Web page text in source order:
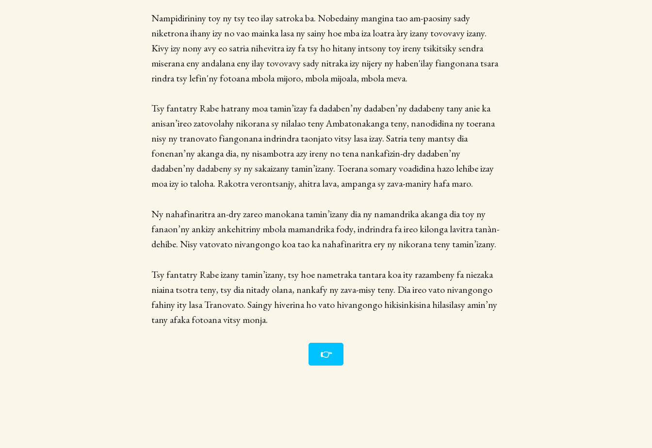
Nampidirininy toy ny tsy teo ilay satroka ba. Nobedainy mangina tao am-paosiny sady
niketrona ihany izy no vao mainka lasa ny sainy hoe mba iza loatra àry izany tovovavy izany.
Kivy izy nony avy eo satria nihevitra izy fa tsy ho hitany intsony toy ireny tsikitsiky sendra
miserana eny andalana eny ilay tovovavy sady nitraka izy nijery ny haben'ilay fiangonana tsara
rindra tsy lefin'ny fotoana mbola mijoro, mbola mijoala, mbola meva.
Tsy fantatry Rabe hatrany moa tamin’izay fa dadaben’ny dadaben’ny dadabeny tany anie ka
anisan’ireo zatovolahy nikorana sy nilalao teny Ambatonakanga teny, nanodidina ny toerana
nisy ny tranovato fiangonana indrindra taonjato vitsy lasa izay. Satria teny mantsy dia
fonenan’ny akanga dia, ny nisambotra azy ireny no tena nankafizin-dry dadaben’ny
dadaben’ny dadabeny sy ny sakaizany tamin’izany. Toerana somary voadidina hazo lehibe izay
moa izy io taloha. Rakotra verontsanjy, ahitra lava, ampanga sy zava-maniry hafa maro.
Ny nahafinaritra an-dry zareo manokana tamin’izany dia ny namandrika akanga dia toy ny
fanaon’ny ankizy ankehitriny mbola mamandrika fody, indrindra fa ireo kilonga lavitra tanàn-
dehibe. Nisy vatovato nivangongo koa tao ka nahafinaritra ery ny nikorana teny tamin’izany.
Tsy fantatry Rabe izany tamin’izany, tsy hoe nametraka tantara koa ity razambeny fa niezaka
niaina tsotra teny, tsy dia nitady olana, nankafy ny zava-misy teny. Dia ireo vato nivangongo
fahiny ity lasa Tranovato. Saingy hiverina ho vato hivangongo hikisinkisina hilasilasy amin’ny
tany afaka fotoana vitsy monja.
👉